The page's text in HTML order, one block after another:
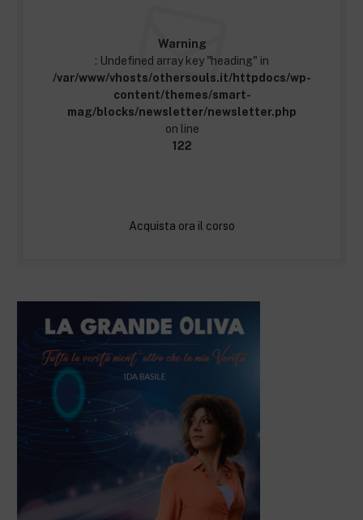
Warning
: Undefined array key "heading" in
/var/www/vhosts/othersouls.it/httpdocs/wp-
content/themes/smart-
mag/blocks/newsletter/newsletter.php
on line
122
Acquista ora il corso